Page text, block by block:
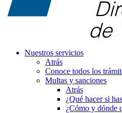
Nuestros servicios
Atrás
Conoce todos los
Multas y sanciones
Atrás
¿Qué hacer si
¿Cómo y dónde